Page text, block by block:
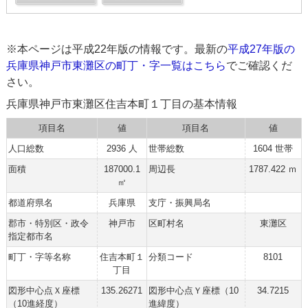
※本ページは平成22年版の情報です。最新の平成27年版の
兵庫県神戸市東灘区の町丁・字一覧はこちらでご確認くだ
さい。
兵庫県神戸市東灘区住吉本町１丁目の基本情報
項目名 値 項目名
値
人口総数
2936 人 世帯総数
1604 世帯
面積
187000.1
㎡
周辺長 1787.422 ｍ
都道府県名 兵庫県
支庁・振興局名
郡市・特別区・政令
指定都市名
神戸市 区町村名 東灘区
町丁・字等名称
住吉本町１
丁目
分類コード 8101
図形中心点Ｘ座標
（10進経度）
135.26271
図形中心点Ｙ座標（10
進緯度）
34.7215